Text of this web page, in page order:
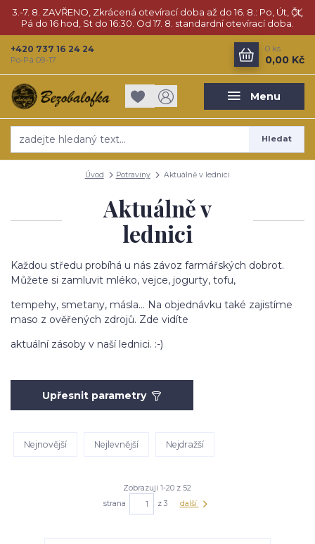
3.-7. 8. ZAVŘENO, Zkrácená otevírací doba až do 16. 8.: Po, Út, Čt,
Pá do 16 hod, St do 16:30. Od 17. 8. standardní otevírací doba.
Menu
Hledat
+420 737 16 24 24
Po-Pá 09-17
0 ks
0,00 Kč
Úvod Potraviny Aktuálně v lednici
Aktuálně v
lednici
Každou středu probíhá u nás závoz farmářských dobrot.
Můžete si zamluvit mléko, vejce, jogurty, tofu,
tempehy, smetany, másla... Na objednávku také zajistíme
maso z ověřených zdrojů. Zde vidíte
aktuální zásoby v naší lednici. :-)
Upřesnit parametry
Nejnovější Nejlevnější Nejdražší
Zobrazuji 1-20 z 52
strana
z 3 další